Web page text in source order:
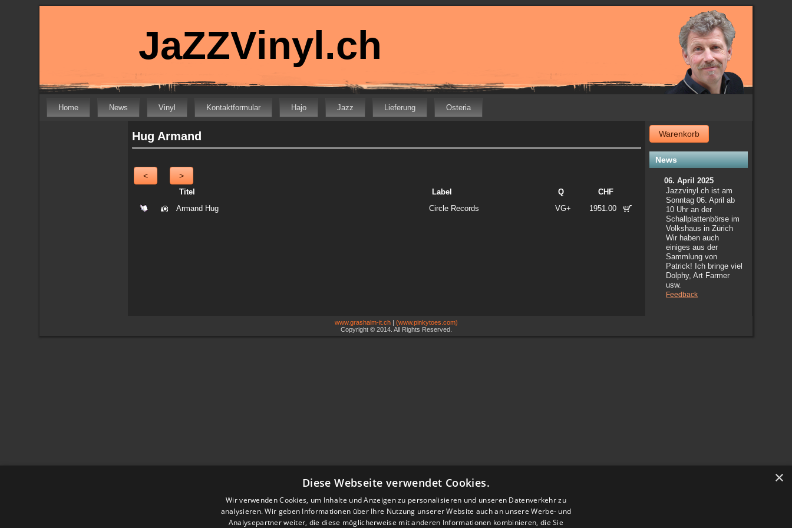
JaZZVinyl.ch
Home News Vinyl Kontaktformular Hajo Jazz Lieferung Osteria
Hug Armand
< >
Titel Label Q
CHF
Armand Hug
Circle Records VG+ 1951.00
Warenkorb
News
06. April 2025
Jazzvinyl.ch ist am
Sonntag 06. April ab
10 Uhr an der
Schallplattenbörse im
Volkshaus in Zürich
Wir haben auch
einiges aus der
Sammlung von
Patrick! Ich bringe viel
Dolphy, Art Farmer
usw.
Feedback
www.grashalm-it.ch| (www.pinkytoes.com)
Copyright © 2014. All Rights Reserved.
×
Diese Webseite verwendet Cookies.
Wir verwenden Cookies, um Inhalte und Anzeigen zu personalisieren und unseren Datenverkehr zu
analysieren. Wir geben Informationen über Ihre Nutzung unserer Website auch an unsere Werbe- und
Analysepartner weiter, die diese möglicherweise mit anderen Informationen kombinieren, die Sie